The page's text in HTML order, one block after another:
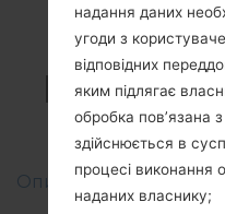
Описання регіонів
надання даних
угоди з
відповідних
яким підлягає
обробка пов’язана
здійснюється в
процесі виконання
наданих власнику;